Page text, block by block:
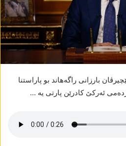
بارزانی راگەھاند بو پاراستنا
ئەرکێ کادرێن پارتی یە …